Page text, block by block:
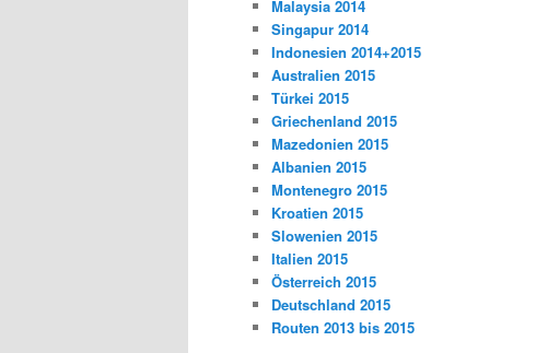
Malaysia 2014
Singapur 2014
Indonesien 2014+2015
Australien 2015
Türkei 2015
Griechenland 2015
Mazedonien 2015
Albanien 2015
Montenegro 2015
Kroatien 2015
Slowenien 2015
Italien 2015
Österreich 2015
Deutschland 2015
Routen 2013 bis 2015